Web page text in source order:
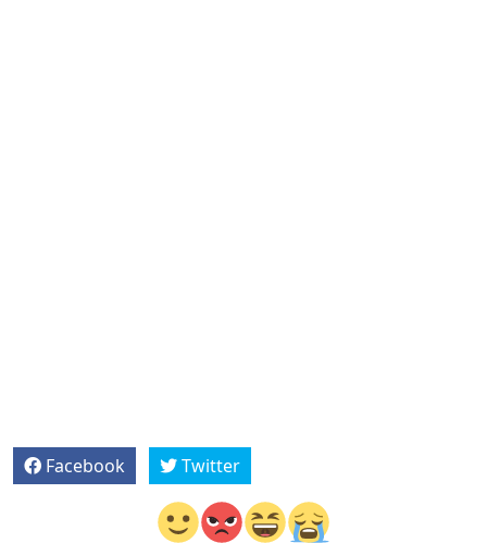
Facebook Twitter